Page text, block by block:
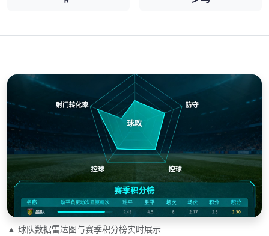
▲ 球队数据雷达图与赛季积分榜实时展示